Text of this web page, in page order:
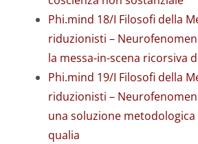
Phi.mind 18/I Filosofi della
riduzionisti –
la messa-in-scena ricorsiva
Phi.mind 19/I Filosofi della
riduzionisti –
una soluzione
qualia